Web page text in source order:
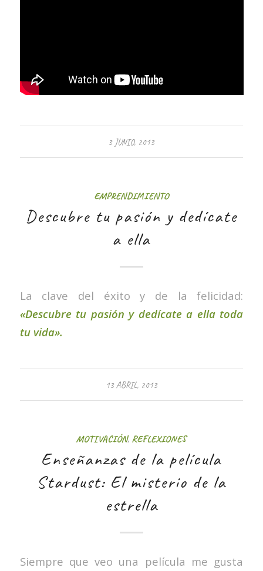
3 JUNIO, 2013
EMPRENDIMIENTO
Descubre tu pasión y dedícate
a ella
La clave del éxito y de la felicidad:
«Descubre tu pasión y dedícate a ella toda
tu vida».
13 ABRIL, 2013
MOTIVACIÓN, REFLEXIONES
Enseñanzas de la película
Stardust: El misterio de la
estrella
Siempre que veo una película me gusta